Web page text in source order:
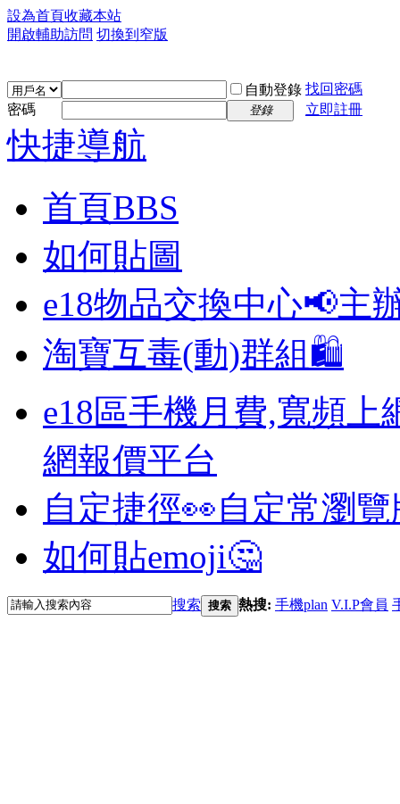
設為首頁收藏本站
開啟輔助訪問 切換到窄版
自動登錄 找回密碼
密碼
登錄 立即註冊
快捷導航
首頁BBS
如何貼圖
e18物品交換中心📢主
淘寶互毒(動)群組🛍️
e18區手機月費,寬頻上
網報價平台
自定捷徑👀自定常瀏
如何貼emoji🤔
搜索 搜索 熱搜: 手機plan V.I.P會員